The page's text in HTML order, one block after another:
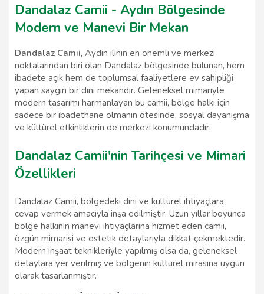
Dandalaz Camii - Aydın Bölgesinde
Modern ve Manevi Bir Mekan
Dandalaz Camii, Aydın ilinin en önemli ve merkezi
noktalarından biri olan Dandalaz bölgesinde bulunan, hem
ibadete açık hem de toplumsal faaliyetlere ev sahipliği
yapan saygın bir dini mekandır. Geleneksel mimariyle
modern tasarımı harmanlayan bu camii, bölge halkı için
sadece bir ibadethane olmanın ötesinde, sosyal dayanışma
ve kültürel etkinliklerin de merkezi konumundadır.
Dandalaz Camii'nin Tarihçesi ve Mimari
Özellikleri
Dandalaz Camii, bölgedeki dini ve kültürel ihtiyaçlara
cevap vermek amacıyla inşa edilmiştir. Uzun yıllar boyunca
bölge halkının manevi ihtiyaçlarına hizmet eden camii,
özgün mimarisi ve estetik detaylarıyla dikkat çekmektedir.
Modern inşaat teknikleriyle yapılmış olsa da, geleneksel
detaylara yer verilmiş ve bölgenin kültürel mirasına uygun
olarak tasarlanmıştır.